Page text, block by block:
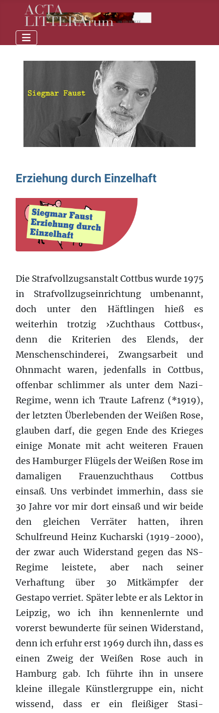
Erziehung durch Einzelhaft
Die Strafvollzugsanstalt Cottbus wurde 1975
in Strafvollzugseinrichtung umbenannt,
doch unter den Häftlingen hieß es
weiterhin trotzig ›Zuchthaus Cottbus‹,
denn die Kriterien des Elends, der
Menschenschinderei, Zwangsarbeit und
Ohnmacht waren, jedenfalls in Cottbus,
offenbar schlimmer als unter dem Nazi-
Regime, wenn ich Traute Lafrenz (*1919),
der letzten Überlebenden der Weißen Rose,
glauben darf, die gegen Ende des Krieges
einige Monate mit acht weiteren Frauen
des Hamburger Flügels der Weißen Rose im
damaligen Frauenzuchthaus Cottbus
einsaß. Uns verbindet immerhin, dass sie
30 Jahre vor mir dort einsaß und wir beide
den gleichen Verräter hatten, ihren
Schulfreund Heinz Kucharski (1919-2000),
der zwar auch Widerstand gegen das NS-
Regime leistete, aber nach seiner
Verhaftung über 30 Mitkämpfer der
Gestapo verriet. Später lebte er als Lektor in
Leipzig, wo ich ihn kennenlernte und
vorerst bewunderte für seinen Widerstand,
denn ich erfuhr erst 1969 durch ihn, dass es
einen Zweig der Weißen Rose auch in
Hamburg gab. Ich führte ihn in unsere
kleine illegale Künstlergruppe ein, nicht
wissend, dass er ein fleißiger Stasi-